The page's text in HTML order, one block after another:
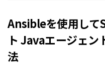
Ansibleを使用して
ト Javaエージェ
法